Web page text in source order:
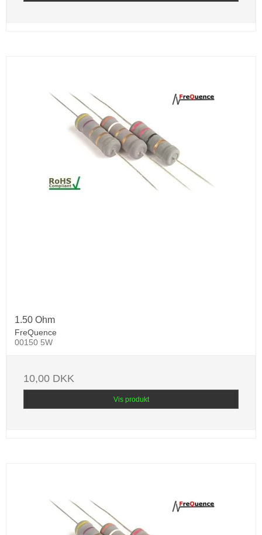
1.50 Ohm
FreQuence
00150 5W
10,00 DKK
Vis produkt